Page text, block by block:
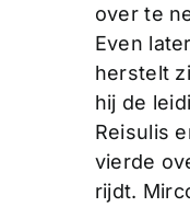
over te
Even
herstelt
hij de
Reisulis
vierde
rijdt.